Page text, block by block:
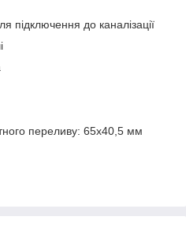
підключення до каналізації
переливу: 65х40,5 мм